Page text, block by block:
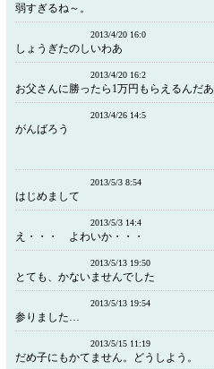
弱すぎるね～。
2013/4/20 16:0
しょうぎたのしいわあ
2013/4/20 16:2
お父さんに勝ったら1万円もらえるんだあ
2013/4/26 14:5
がんばろう
2013/5/3 8:54
はじめまして
2013/5/3 14:4
え・・・ よわいか・・・
2013/5/13 19:50
とても、かないませんでした
2013/5/13 19:54
参りました…
2013/5/15 11:19
だめ子にもかてません。どうしよう。